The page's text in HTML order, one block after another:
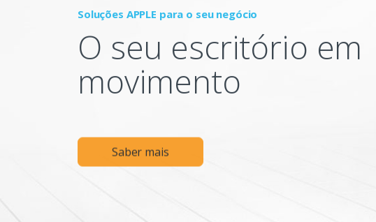
Soluções APPLE para o seu negócio
O seu escritório em
movimento
Saber mais